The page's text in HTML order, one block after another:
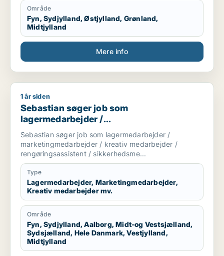
tegninger. Godt til at skitsere ideer, visualiserer,
kommunikation i 7 sproget. Elsker at hjælpe og lede
mennesker. Innovation eller prototype udvikling fra
Idee til produktion er interessant hvor man også skal
bruger sine hænder. Nye tekknologier some AI/KI.
Internationale virksomheder.
Område
Fyn, Sydjylland, Østjylland, Grønland,
Midtjylland
Mere info
Sebastian søger job som lagermedarbejder /
1 år siden
Sebastian søger job som
lagermedarbejder /
marketingmedarbejder / kreativ
medarbejder / rengøringsassistent /
sikkerhedsmedarbejder
Sebastian søger job som lagermedarbejder /
marketingmedarbejder / kreativ medarbejder /
rengøringsassistent / sikkerhedsme...
Type
Lagermedarbejder, Marketingmedarbejder,
Kreativ medarbejder mv.
Område
Fyn, Sydjylland, Aalborg, Midt-og Vestsjælland,
Sydsjælland, Hele Danmark, Vestjylland,
Midtjylland